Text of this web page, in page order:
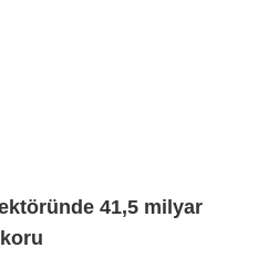
41,5 milyar